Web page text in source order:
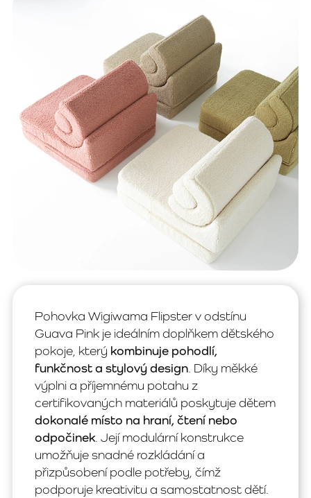
Pohovka Wigiwama Flipster v odstínu
Guava Pink je ideálním doplňkem dětského
pokoje, který kombinuje pohodlí,
funkčnost a stylový design. Díky měkké
výplni a příjemnému potahu z
certifikovaných materiálů poskytuje dětem
dokonalé místo na hraní, čtení nebo
odpočinek. Její modulární konstrukce
umožňuje snadné rozkládání a
přizpůsobení podle potřeby, čímž
podporuje kreativitu a samostatnost dětí.